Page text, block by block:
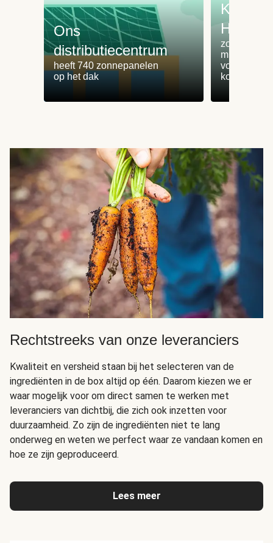
Ons
distributiecentrum
heeft 740 zonnepanelen
op het dak
Koken
zorgt voor
minder
koken
Rechtstreeks van onze leveranciers
Kwaliteit en versheid staan bij het selecteren van de
ingrediënten in de box altijd op één. Daarom kiezen we er
waar mogelijk voor om direct samen te werken met
leveranciers van dichtbij, die zich ook inzetten voor
duurzaamheid. Zo zijn de ingrediënten niet te lang
onderweg en weten we perfect waar ze vandaan komen en
hoe ze zijn geproduceerd.
Lees meer